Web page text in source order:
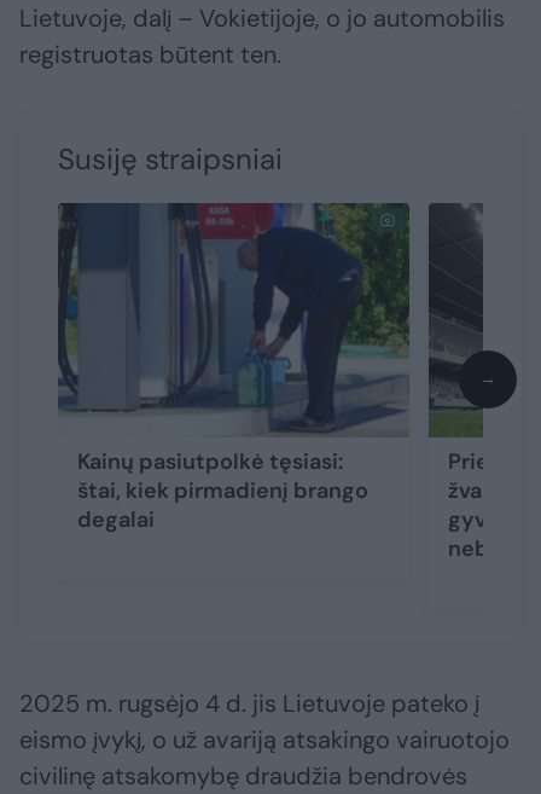
Lietuvoje, dalį – Vokietijoje, o jo automobilis
registruotas būtent ten.
Susiję straipsniai
Kainų pasiutpolkė tęsiasi:
štai, kiek pirmadienį brango
degalai
Prieš
nebuvo
→
2025 m. rugsėjo 4 d. jis Lietuvoje pateko į
eismo įvykį, o už avariją atsakingo vairuotojo
civilinę atsakomybę draudžia bendrovės